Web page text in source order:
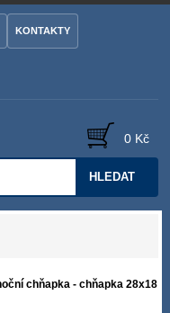
KONTAKTY
HLEDAT
0 Kč
chňapka - chňapka 28x18